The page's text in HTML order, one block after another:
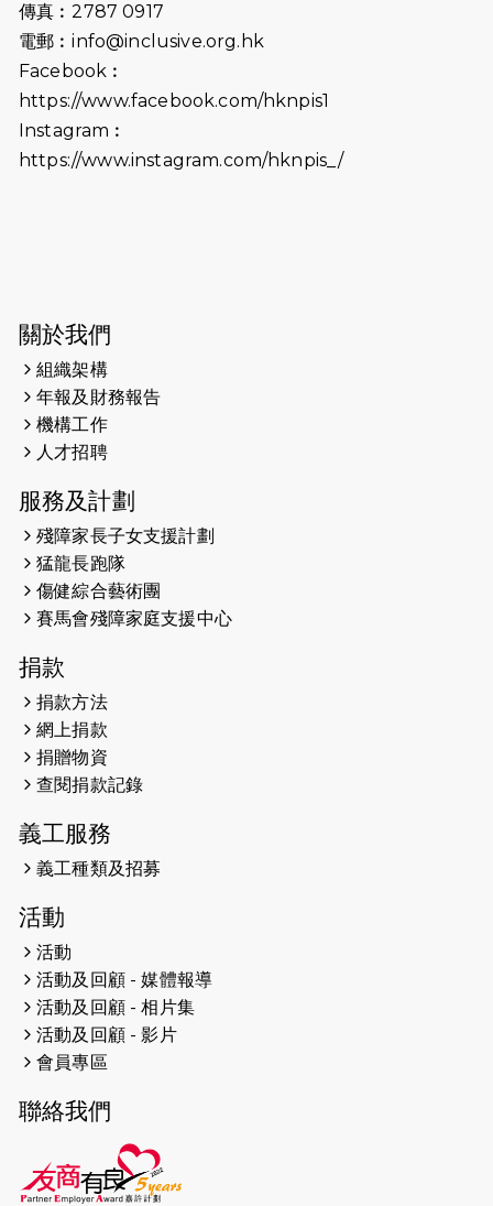
2026-06-25
（19:00開始）
2026-06-18
猛龍長跑隊恆常練習 - 6月18日
2026-06-11
猛龍長跑隊恆常練習 - 6月11日（19:00
2026-05-28
2026-05-22
2026-05-21
2026-05-14
（19:00開始）
2026-05-07
開始）
2026-04-30
2026-04-25
2026-04-24
2026-04-23
2026-04-19
2026-04-16
猛龍長跑隊恆常練習 - 4月16日
（19:00開始）
2026-04-12
2026-04-11
2026-04-10 太古家＋賞系列：漫步魔術與音樂
傳真︰2787 0917
電郵︰info@inclusive.org.hk
Facebook︰
https://www.facebook.com/hknpis1
Instagram︰
https://www.instagram.com/hknpis_/
關於我們
組織架構
年報及財務報告
機構工作
人才招聘
服務及計劃
殘障家長子女支援計劃
猛龍長跑隊
傷健綜合藝術團
賽馬會殘障家庭支援中心
捐款
捐款方法
網上捐款
捐贈物資
查閱捐款記錄
義工服務
義工種類及招募
活動
活動
活動及回顧 - 媒體報導
活動及回顧 - 相片集
活動及回顧 - 影片
會員專區
聯絡我們